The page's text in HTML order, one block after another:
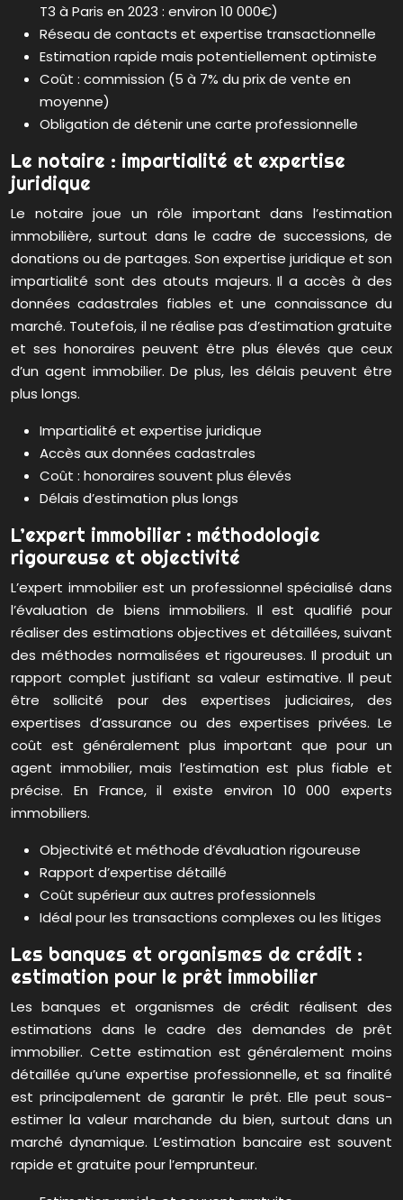
T3 à Paris en 2023 : environ 10 000€)
Réseau de contacts et expertise transactionnelle
Estimation rapide mais potentiellement optimiste
Coût : commission (5 à 7% du prix de vente en
moyenne)
Obligation de détenir une carte professionnelle
Le notaire : impartialité et expertise
juridique
Le notaire joue un rôle important dans l’estimation
immobilière, surtout dans le cadre de successions, de
donations ou de partages. Son expertise juridique et son
impartialité sont des atouts majeurs. Il a accès à des
données cadastrales fiables et une connaissance du
marché. Toutefois, il ne réalise pas d’estimation gratuite
et ses honoraires peuvent être plus élevés que ceux
d’un agent immobilier. De plus, les délais peuvent être
plus longs.
Impartialité et expertise juridique
Accès aux données cadastrales
Coût : honoraires souvent plus élevés
Délais d’estimation plus longs
L’expert immobilier : méthodologie
rigoureuse et objectivité
L’expert immobilier est un professionnel spécialisé dans
l’évaluation de biens immobiliers. Il est qualifié pour
réaliser des estimations objectives et détaillées, suivant
des méthodes normalisées et rigoureuses. Il produit un
rapport complet justifiant sa valeur estimative. Il peut
être sollicité pour des expertises judiciaires, des
expertises d’assurance ou des expertises privées. Le
coût est généralement plus important que pour un
agent immobilier, mais l’estimation est plus fiable et
précise. En France, il existe environ 10 000 experts
immobiliers.
Objectivité et méthode d’évaluation rigoureuse
Rapport d’expertise détaillé
Coût supérieur aux autres professionnels
Idéal pour les transactions complexes ou les litiges
Les banques et organismes de crédit :
estimation pour le prêt immobilier
Les banques et organismes de crédit réalisent des
estimations dans le cadre des demandes de prêt
immobilier. Cette estimation est généralement moins
détaillée qu’une expertise professionnelle, et sa finalité
est principalement de garantir le prêt. Elle peut sous-
estimer la valeur marchande du bien, surtout dans un
marché dynamique. L’estimation bancaire est souvent
rapide et gratuite pour l’emprunteur.